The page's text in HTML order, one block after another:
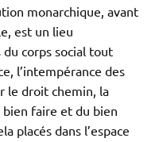
monarchique, avant
est un lieu
du corps social tout
l’intempérance des
le droit chemin, la
faire et du bien
placés dans l’espace